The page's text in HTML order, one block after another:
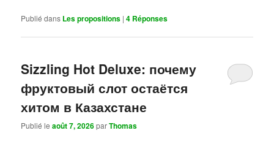
Publié dans Les propositions |4 Réponses
Sizzling Hot Deluxe: почему
фруктовый слот остаётся
хитом в Казахстане
Publié leaoût 7, 2026parThomas